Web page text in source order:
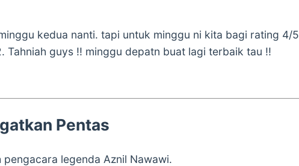
kedua nanti. tapi untuk minggu ni kita bagi rating 4/5
guys !! minggu depatn buat lagi terbaik tau !!
Pentas
pengacara legenda Aznil Nawawi.